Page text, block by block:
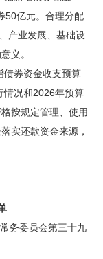
50亿元。合理分配
产业发展、基础设
义。
券资金收支预算
情况和2026年预算
按规定管理、使用
实还款资金来源，
务委员会第三十九